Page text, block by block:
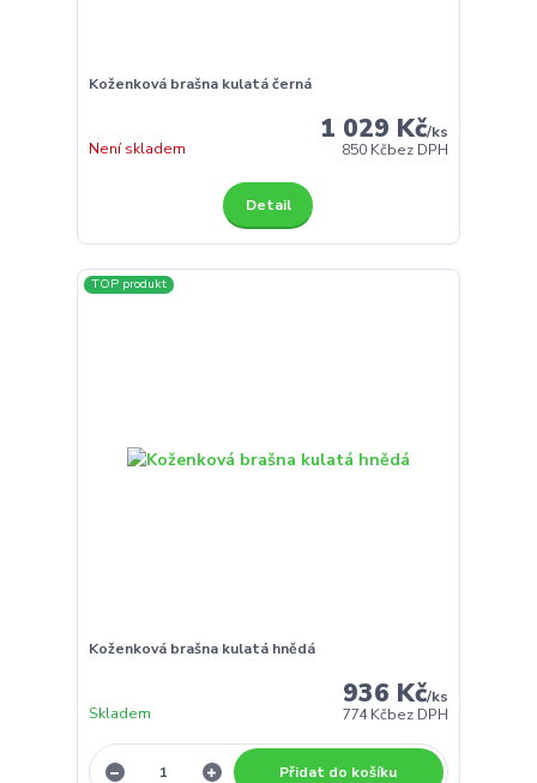
Koženková brašna kulatá černá
1 029 Kč/ks
850 Kčbez DPH
Není skladem
Detail
TOP produkt
Koženková brašna kulatá hnědá
936 Kč/ks
774 Kčbez DPH
Skladem
Přidat do košíku